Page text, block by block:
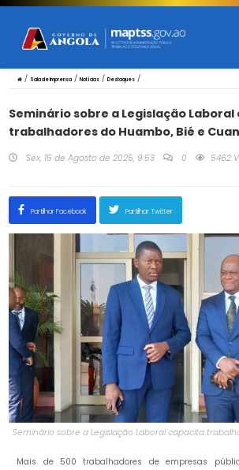
/ Sala de Imprensa/ Notícias/ Destaques/
Seminário sobre a Legislação
trabalhadores do Huambo, Bié e
Sex, 15 de Agosto de 2025, 9:53 0 5462
Partilhar Facebook Partilhar Twitter
Seminário sobre a Legislação Laboral capacita
Mais de 500 trabalhadores de empresas